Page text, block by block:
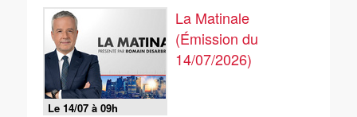
Le 14/07 à 09h
La Matinale
(Émission du
14/07/2026)